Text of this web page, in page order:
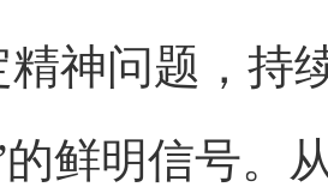
精神问题，持
的鲜明信号。